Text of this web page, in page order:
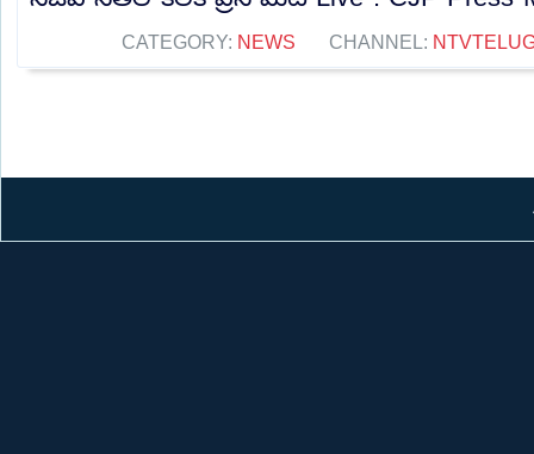
CATEGORY: NEWS CHANNEL: